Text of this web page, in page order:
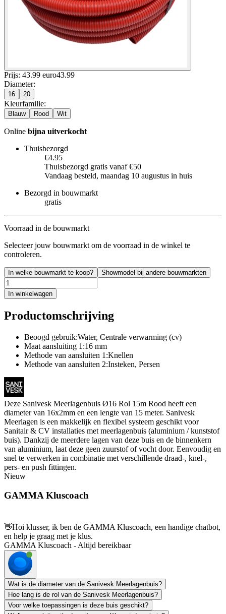
Prijs: 43.99 euro43.99
Diameter:
16 20
Kleurfamilie:
Blauw Rood Wit
Online bijna uitverkocht
Thuisbezorgd
€4.95
Thuisbezorgd gratis vanaf €50
Vandaag besteld, maandag 10 augustus in huis
Bezorgd in bouwmarkt
gratis
Voorraad in de bouwmarkt
Selecteer jouw bouwmarkt om de voorraad in de winkel te
controleren.
In welke bouwmarkt te koop? Showmodel bij andere bouwmarkten
In winkelwagen
Productomschrijving
Beoogd gebruik:Water, Centrale verwarming (cv)
Maat aansluiting 1:16 mm
Methode van aansluiten 1:Knellen
Methode van aansluiten 2:Insteken, Persen
Deze Sanivesk Meerlagenbuis Ø16 Rol 15m Rood heeft een
diameter van 16x2mm en een lengte van 15 meter. Sanivesk
Meerlagen is een makkelijk en flexibel systeem geschikt voor
Sanitair & CV installaties met meerlagenbuis (aluminium / kunststof
buis). Dankzij de meerdere lagen van deze buis en de binnenkern
van aluminium, laat deze geen zuurstof of vocht door. Eenvoudig en
snel te verwerken in combinatie met verschillende draad-, knel-,
pers- en push fittingen.
Nieuw
GAMMA Kluscoach
👋Hoi klusser, ik ben de GAMMA Kluscoach, een handige chatbot,
en help je graag met je klus.
GAMMA Kluscoach - Altijd bereikbaar
Wat is de diameter van de Sanivesk Meerlagenbuis?
Hoe lang is de rol van de Sanivesk Meerlagenbuis?
Voor welke toepassingen is deze buis geschikt?